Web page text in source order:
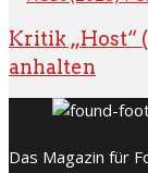
Kritik „Host“
anhalten
Das Magazin für